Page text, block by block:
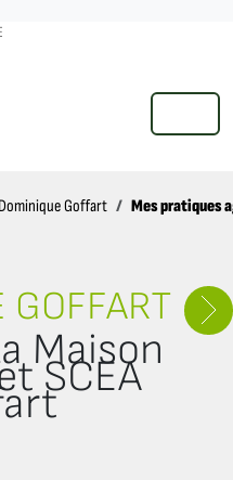
MENU
Dominique Goffart Mes pratiques
GOFFART
Maison
SCEA